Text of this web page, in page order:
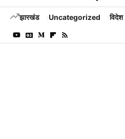
झारखंड Uncategorized विदेश